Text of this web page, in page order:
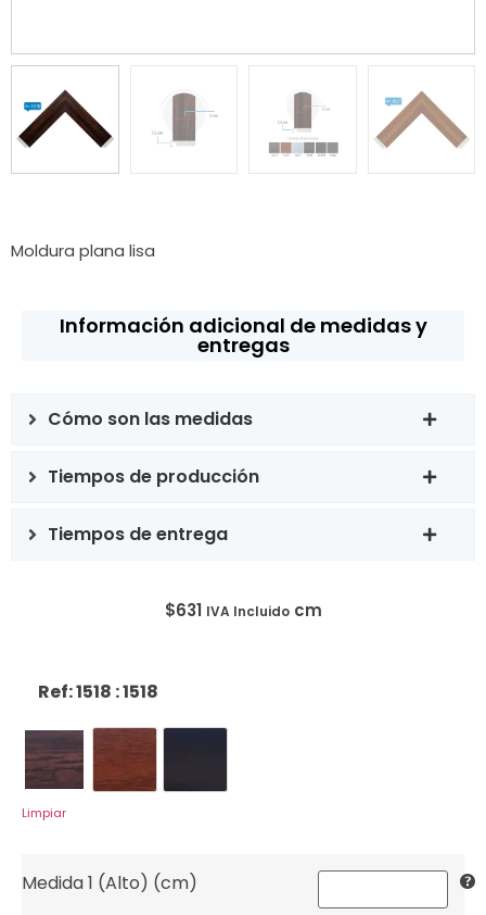
Moldura plana lisa
Información adicional de medidas y
entregas
Cómo son las medidas
Tiempos de producción
Tiempos de entrega
$631 IVA Incluidocm
Ref: 1518 : 1518
1518
Limpiar
Medida 1 (Alto) (cm)